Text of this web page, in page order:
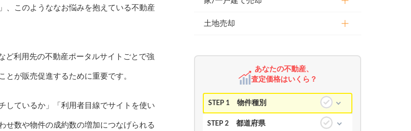
、このようななお悩みを抱えている不動産
ど利用先の不動産ポータルサイトごとで強
が販売促進するために重要です。
しているか」「利用者目線でサイトを使い
せ数や物件の成約数の増加につなげられる
土地売却
あなたの不動産、
査定価格はいくら？
STEP 1 物件種別
STEP 2 都道府県